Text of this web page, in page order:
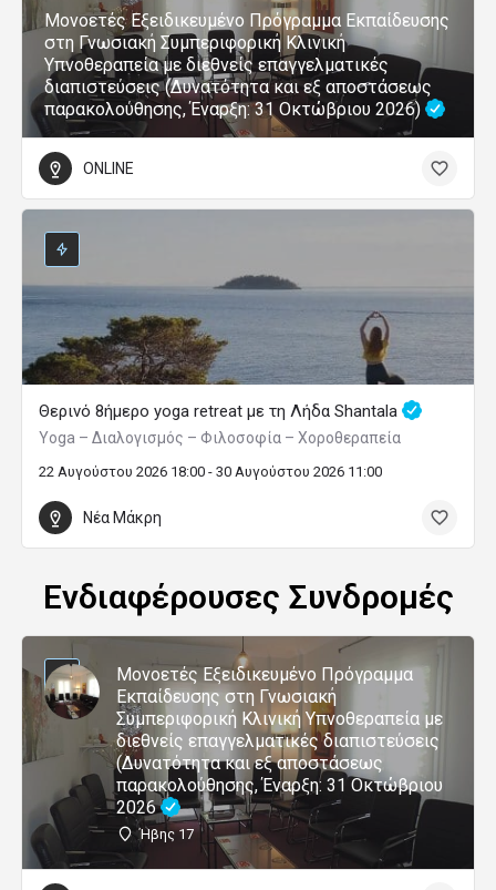
Μονοετές Εξειδικευμένο Πρόγραμμα Εκπαίδευσης
στη Γνωσιακή Συμπεριφορική Κλινική
Υπνοθεραπεία με διεθνείς επαγγελματικές
διαπιστεύσεις (Δυνατότητα και εξ αποστάσεως
παρακολούθησης, Έναρξη: 31 Οκτώβριου 2026)
ONLINE
Θερινό 8ήμερο yoga retreat με τη Λήδα Shantala
Yoga – Διαλογισμός – Φιλοσοφία – Χοροθεραπεία
22 Αυγούστου 2026 18:00 - 30 Αυγούστου 2026 11:00
Νέα Μάκρη
Ενδιαφέρουσες Συνδρομές
Μονοετές Εξειδικευμένο Πρόγραμμα
Εκπαίδευσης στη Γνωσιακή
Συμπεριφορική Κλινική Υπνοθεραπεία με
διεθνείς επαγγελματικές διαπιστεύσεις
(Δυνατότητα και εξ αποστάσεως
παρακολούθησης, Έναρξη: 31 Οκτώβριου
2026
Ήβης 17